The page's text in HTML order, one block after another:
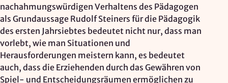
nachahmungswürdigen Verhaltens des Pädagogen
als Grundaussage Rudolf Steiners für die Pädagogik
des ersten Jahrsiebtes bedeutet nicht nur, dass man
vorlebt, wie man Situationen und
Herausforderungen meistern kann, es bedeutet
auch, dass die Erziehenden durch das Gewähren von
Spiel- und Entscheidungsräumen ermöglichen zu
Mapbox
Anbieter:
Mapbox Inc., US
Zweck:
Kartendarstellung